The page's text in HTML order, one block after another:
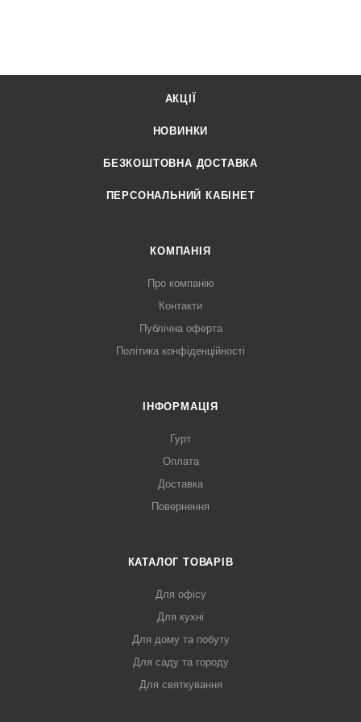
АКЦІЇ
НОВИНКИ
БЕЗКОШТОВНА ДОСТАВКА
ПЕРСОНАЛЬНИЙ КАБІНЕТ
КОМПАНІЯ
Про компанію
Контакти
Публічна оферта
Політика конфіденційності
ІНФОРМАЦІЯ
Гурт
Оплата
Доставка
Повернення
КАТАЛОГ ТОВАРІВ
Для офісу
Для кухні
Для дому та побуту
Для саду та городу
Для святкування